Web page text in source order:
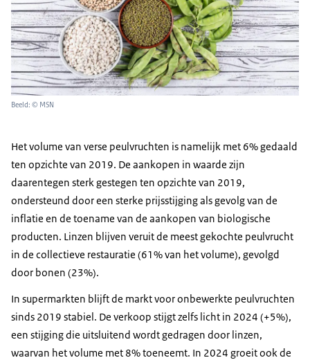
Beeld: © MSN
Het volume van verse peulvruchten is namelijk met 6% gedaald
ten opzichte van 2019. De aankopen in waarde zijn
daarentegen sterk gestegen ten opzichte van 2019,
ondersteund door een sterke prijsstijging als gevolg van de
inflatie en de toename van de aankopen van biologische
producten. Linzen blijven veruit de meest gekochte peulvrucht
in de collectieve restauratie (61% van het volume), gevolgd
door bonen (23%).
In supermarkten blijft de markt voor onbewerkte peulvruchten
sinds 2019 stabiel. De verkoop stijgt zelfs licht in 2024 (+5%),
een stijging die uitsluitend wordt gedragen door linzen,
waarvan het volume met 8% toeneemt. In 2024 groeit ook de